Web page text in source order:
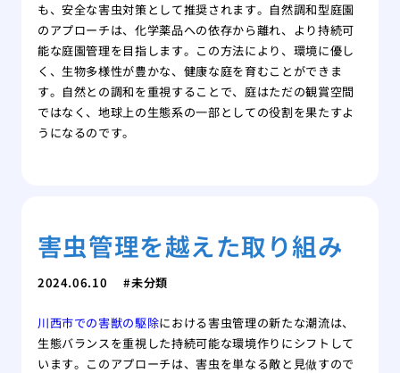
も、安全な害虫対策として推奨されます。自然調和型庭園
のアプローチは、化学薬品への依存から離れ、より持続可
能な庭園管理を目指します。この方法により、環境に優し
く、生物多様性が豊かな、健康な庭を育むことができま
す。自然との調和を重視することで、庭はただの観賞空間
ではなく、地球上の生態系の一部としての役割を果たすよ
うになるのです。
害虫管理を越えた取り組み
2024.06.10 未分類
川西市での害獣の駆除における害虫管理の新たな潮流は、
生態バランスを重視した持続可能な環境作りにシフトして
います。このアプローチは、害虫を単なる敵と見做すので